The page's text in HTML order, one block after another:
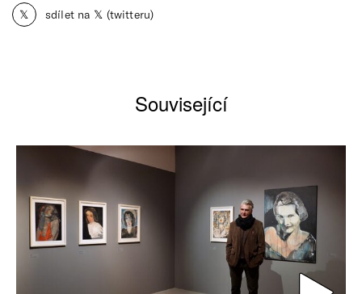
𝕏 sdílet na 𝕏 (twitteru)
Související